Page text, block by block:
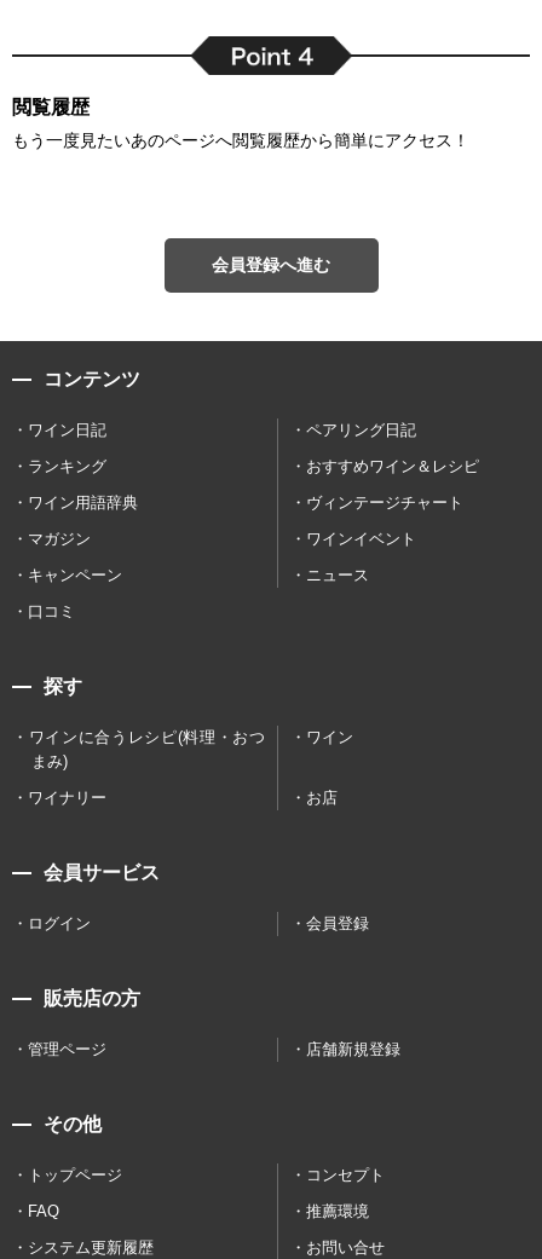
閲覧履歴
もう一度見たいあのページへ閲覧履歴から簡単にアクセス！
会員登録へ進む
コンテンツ
ワイン日記
ペアリング日記
ランキング
おすすめワイン＆レシピ
ワイン用語辞典
ヴィンテージチャート
マガジン
ワインイベント
キャンペーン
ニュース
口コミ
探す
ワインに合うレシピ(料理・おつ
まみ)
ワイン
ワイナリー お店
会員サービス
ログイン 会員登録
販売店の方
管理ページ 店舗新規登録
その他
トップページ
コンセプト
FAQ
推薦環境
システム更新履歴
お問い合せ